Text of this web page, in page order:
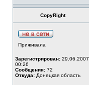
CopyRight
Приживала
Зарегистрирован: 29.06.2007
00:26
Сообщения: 72
Откуда: Донецкая область